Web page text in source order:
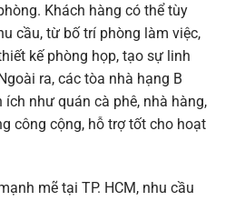
Khách hàng có thể tùy
cầu, từ bố trí phòng làm việc,
kế phòng họp, tạo sự linh
ra, các tòa nhà hạng B
như quán cà phê, nhà hàng,
công cộng, hỗ trợ tốt cho hoạt
mẽ tại TP. HCM, nhu cầu